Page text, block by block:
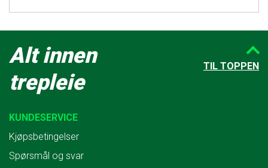
Alt innen
trepleie
KUNDESERVICE
Kjøpsbetingelser
Spørsmål og svar
TIL TOPPEN